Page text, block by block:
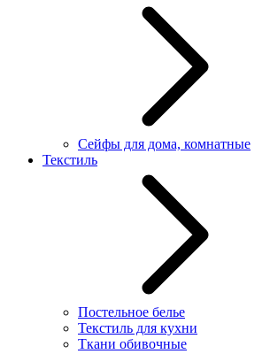
Сейфы для дома, комнатные
Текстиль
Постельное белье
Текстиль для кухни
Ткани обивочные